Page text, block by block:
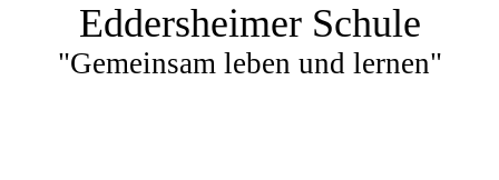
Eddersheimer Schule
"Gemeinsam leben und lernen"